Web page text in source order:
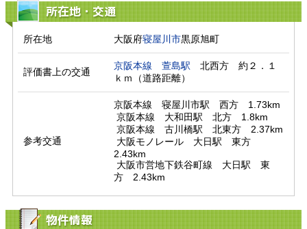
所在地・交通
所在地 大阪府寝屋川市黒原旭町
評価書上の交通
京阪本線 萱島駅 北西方　約２．１
ｋｍ（道路距離）
参考交通
京阪本線　寝屋川市駅　西方　1.73km
2.43km
方　2.43km
物件情報